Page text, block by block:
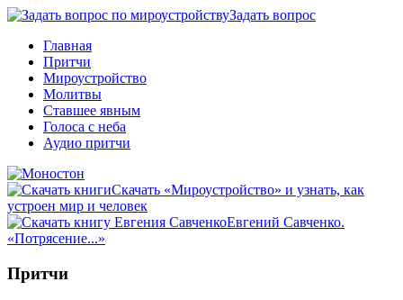
Задать вопрос
Главная
Притчи
Мироустройство
Молитвы
Ставшее явным
Голоса с неба
Аудио притчи
Скачать «Мироустройство» и узнать, как
устроен мир и человек
Евгений Савченко.
«Потрясение...»
Притчи